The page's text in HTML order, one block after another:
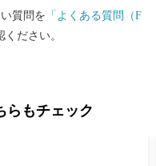
員会）から認定されまし
る新たなローカルファン
質問を 「よくある質問（F
ださい。
らもチェック